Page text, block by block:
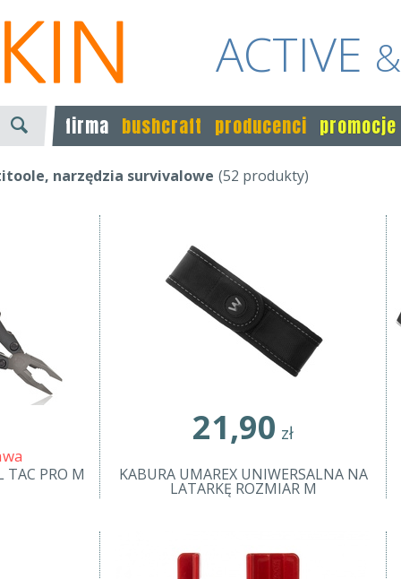
ACTIVE &
firma bushcraft producenci promocje
narzędzia survivalowe (52 produkty)
PRO M
21,90 zł
KABURA UMAREX UNIWERSALNA NA
LATARKĘ ROZMIAR M